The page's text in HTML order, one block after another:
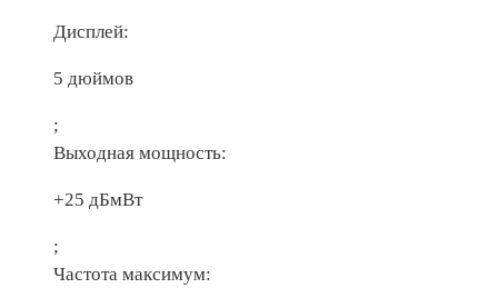
Дисплей:
5 дюймов
;
Выходная мощность:
+25 дБмВт
;
Частота максимум: